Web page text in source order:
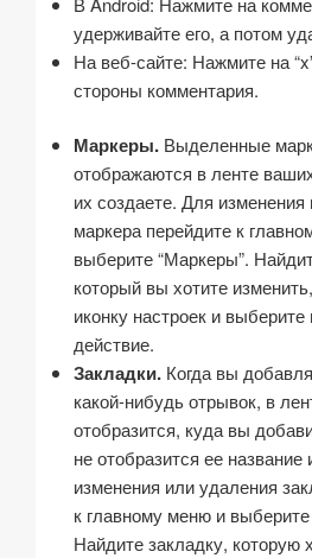
удерживайте его, а потом
На веб-сайте: Нажмите на
стороны комментария.
Маркеры. Выделенные
отображаются в ленте
их создаете. Для
маркера перейдите к
выберите “Маркеры”.
который вы хотите
иконку настроек и
действие.
Закладки. Когда вы
какой-нибудь отрывок, в
отобразится, куда вы
не отобразится ее
изменения или удаления
к главному меню и выберите
Найдите закладку, которую